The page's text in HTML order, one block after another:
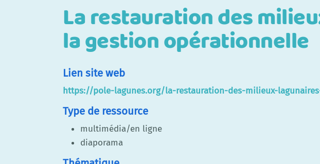
La restauration des
la gestion opérationnelle
Lien site web
https://pole-lagunes.org/la-restauration-des-milieux-
Type de ressource
multimédia/en ligne
diaporama